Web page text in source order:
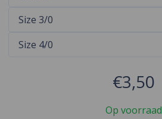
Size 3/0
Size 4/0
€3,50
Op voorraad